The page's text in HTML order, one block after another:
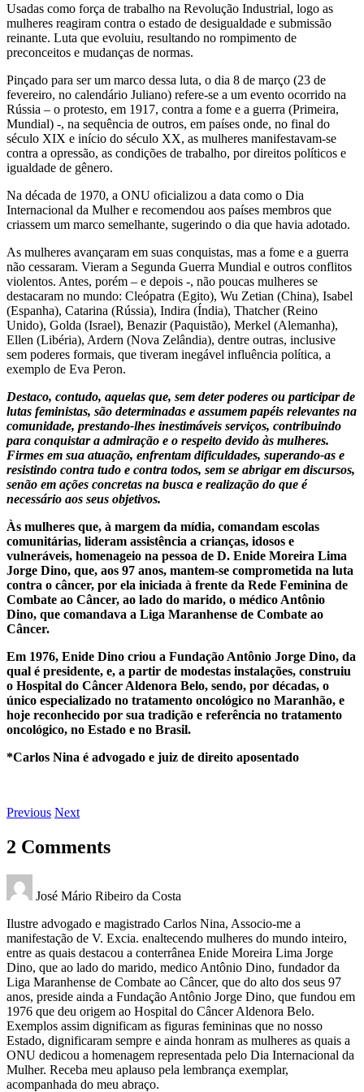
Usadas como força de trabalho na Revolução Industrial, logo as
mulheres reagiram contra o estado de desigualdade e submissão
reinante. Luta que evoluiu, resultando no rompimento de
preconceitos e mudanças de normas.
Pinçado para ser um marco dessa luta, o dia 8 de março (23 de
fevereiro, no calendário Juliano) refere-se a um evento ocorrido na
Rússia – o protesto, em 1917, contra a fome e a guerra (Primeira,
Mundial) -, na sequência de outros, em países onde, no final do
século XIX e início do século XX, as mulheres manifestavam-se
contra a opressão, as condições de trabalho, por direitos políticos e
igualdade de gênero.
Na década de 1970, a ONU oficializou a data como o Dia
Internacional da Mulher e recomendou aos países membros que
criassem um marco semelhante, sugerindo o dia que havia adotado.
As mulheres avançaram em suas conquistas, mas a fome e a guerra
não cessaram. Vieram a Segunda Guerra Mundial e outros conflitos
violentos. Antes, porém – e depois -, não poucas mulheres se
destacaram no mundo: Cleópatra (Egito), Wu Zetian (China), Isabel
(Espanha), Catarina (Rússia), Indira (Índia), Thatcher (Reino
Unido), Golda (Israel), Benazir (Paquistão), Merkel (Alemanha),
Ellen (Libéria), Ardern (Nova Zelândia), dentre outras, inclusive
sem poderes formais, que tiveram inegável influência política, a
exemplo de Eva Peron.
Destaco, contudo, aquelas que, sem deter poderes ou participar de
lutas feministas, são determinadas e assumem papéis relevantes na
comunidade, prestando-lhes inestimáveis serviços, contribuindo
para conquistar a admiração e o respeito devido às mulheres.
Firmes em sua atuação, enfrentam dificuldades, superando-as e
resistindo contra tudo e contra todos, sem se abrigar em discursos,
senão em ações concretas na busca e realização do que é
necessário aos seus objetivos.
Às mulheres que, à margem da mídia, comandam escolas
comunitárias, lideram assistência a crianças, idosos e
vulneráveis, homenageio na pessoa de D. Enide Moreira Lima
Jorge Dino, que, aos 97 anos, mantem-se comprometida na luta
contra o câncer, por ela iniciada à frente da Rede Feminina de
Combate ao Câncer, ao lado do marido, o médico Antônio
Dino, que comandava a Liga Maranhense de Combate ao
Câncer.
Em 1976, Enide Dino criou a Fundação Antônio Jorge Dino, da
qual é presidente, e, a partir de modestas instalações, construiu
o Hospital do Câncer Aldenora Belo, sendo, por décadas, o
único especializado no tratamento oncológico no Maranhão, e
hoje reconhecido por sua tradição e referência no tratamento
oncológico, no Estado e no Brasil.
*Carlos Nina é advogado e juiz de direito aposentado
Previous Next
2 Comments
José Mário Ribeiro da Costa
Ilustre advogado e magistrado Carlos Nina, Associo-me a
manifestação de V. Excia. enaltecendo mulheres do mundo inteiro,
entre as quais destacou a conterrânea Enide Moreira Lima Jorge
Dino, que ao lado do marido, medico Antônio Dino, fundador da
Liga Maranhense de Combate ao Câncer, que do alto dos seus 97
anos, preside ainda a Fundação Antônio Jorge Dino, que fundou em
1976 que deu origem ao Hospital do Câncer Aldenora Belo.
Exemplos assim dignificam as figuras femininas que no nosso
Estado, dignificaram sempre e ainda honram as mulheres as quais a
ONU dedicou a homenagem representada pelo Dia Internacional da
Mulher. Receba meu aplauso pela lembrança exemplar,
acompanhada do meu abraço.